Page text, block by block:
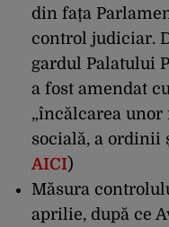
din fața
control judiciar.
gardul Palatului
a fost amendat
„încălcarea
socială, a ordinii
AICI)
Măsura
aprilie, după ce